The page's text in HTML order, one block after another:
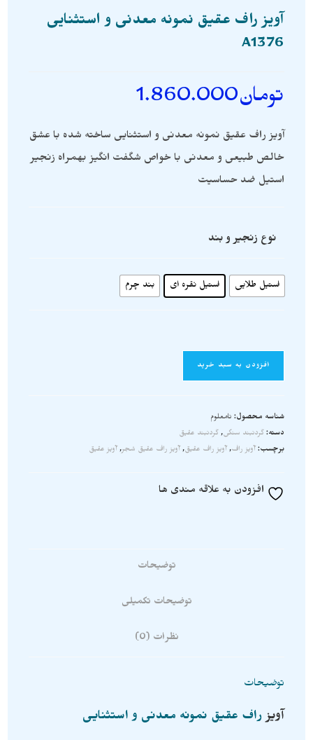
آویز راف عقیق نمونه معدنی و استثنایی
A1376
تومان1.860.000
آویز راف عقیق نمونه معدنی و استثنایی ساخته شده با عشق
خالص طبیعی و معدنی با خواص شگفت انگیز بهمراه زنجیر
استیل ضد حساسیت
نوع زنجیر و بند
استیل طلایی استیل نقره ای بند چرم
افزودن به سبد خرید
شناسه محصول: نامعلوم
دسته: گردنبند سنگی, گردنبند عقیق
برچسب: آویز راف, آویز راف عقیق, آویز راف عقیق شجر, آویز عقیق
افزودن به علاقه مندی ها
توضیحات
توضیحات تکمیلی
نظرات (0)
توضیحات
آویزراف عقیق نمونه معدنی و استثنایی